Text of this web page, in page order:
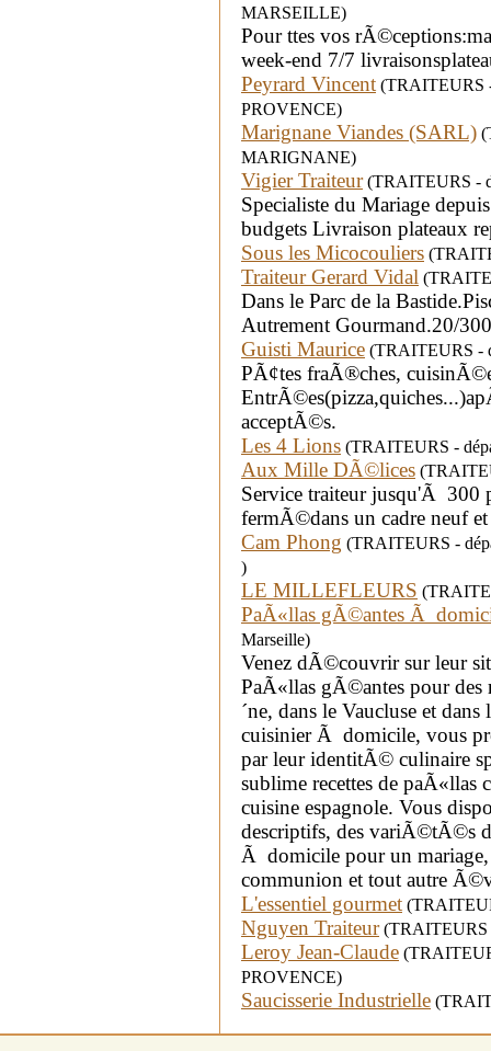
MARSEILLE)
Pour ttes vos
week-end 7/7
Peyrard Vincent (TRAITEURS
PROVENCE)
Marignane Viandes (SARL)
MARIGNANE)
Vigier Traiteur(TRAITEURS -
Specialiste du Mariage
budgets Livraison plateaux
Sous les Micocouliers
Traiteur Gerard Vidal
Dans le Parc de la
Autrement Gourmand.20/
Guisti Maurice (TRAITEURS -
PÃ¢tes fraÃ®ches,
acceptÃ©s.
Les 4 Lions (TRAITEURS -
Aux Mille DÃ©lices
Service traiteur jusqu'Ã 300
fermÃ©dans un cadre neuf
Cam Phong (TRAITEURS -
)
LE MILLEFLEURS
PaÃ«llas gÃ©antes Ã
Marseille)
Venez dÃ©couvrir sur leur
PaÃ«llas gÃ©antes pour
´ne, dans le Vaucluse et
cuisinier Ã domicile, vous
par leur identitÃ© culinaire
sublime recettes de paÃ«llas
cuisine espagnole. Vous
descriptifs, des variÃ©tÃ©s
Ã domicile pour un mariage,
communion et tout autre
L'essentiel gourmet
Nguyen Traiteur(TRAITEURS
Leroy Jean-Claude
PROVENCE)
Saucisserie Industrielle